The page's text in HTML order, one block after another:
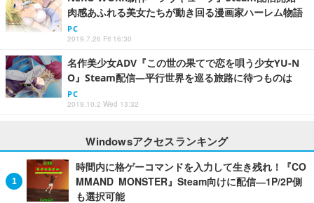
肉感あふれる美女たちが動き回る漫画家ハーレム物語
PC
2019.7.26 Fri 16:30
名作美少女ADV『この世の果てで恋を唄う少女YU-N
O』Steam配信―平行世界を巡る旅路に待つものは
PC
2019.10.2 Wed 13:32
Windowsアクセスランキング
時間内に格ゲーコマンドを入力して生き残れ！『CO
MMAND MONSTER』Steam向けに配信―1P/2P側
も選択可能